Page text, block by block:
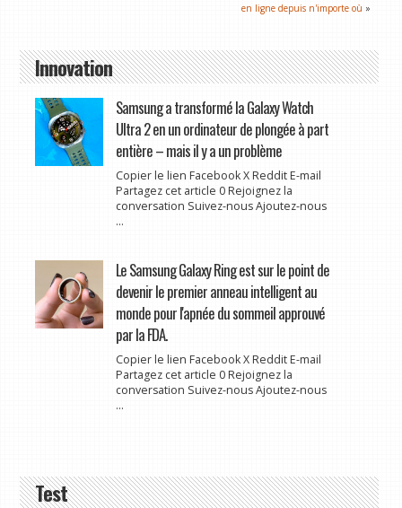
en ligne depuis n'importe où »
Innovation
Samsung a transformé la Galaxy Watch
Ultra 2 en un ordinateur de plongée à part
entière – mais il y a un problème
Copier le lien Facebook X Reddit E-mail
Partagez cet article 0 Rejoignez la
conversation Suivez-nous Ajoutez-nous
...
Le Samsung Galaxy Ring est sur le point de
devenir le premier anneau intelligent au
monde pour l'apnée du sommeil approuvé
par la FDA.
Copier le lien Facebook X Reddit E-mail
Partagez cet article 0 Rejoignez la
conversation Suivez-nous Ajoutez-nous
...
Test